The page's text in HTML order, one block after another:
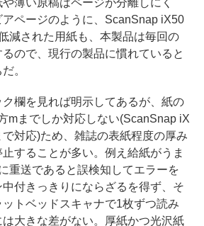
薄い原稿はページが分離しにく
ページのように、ScanSnap iX50
減された用紙も、本製品は毎回の
ので、現行の製品に慣れていると
。
欄を見れば明示してあるが、紙の
mまでしか対応しない(ScanSnap iX
対応)ため、雑誌の表紙程度の厚み
することが多い。例え給紙がうま
重送であると誤検知してエラーを
付きっきりにならざるを得ず、そ
トベッドスキャナで1枚ずつ読み
大きな差がない。厚紙かつ光沢紙